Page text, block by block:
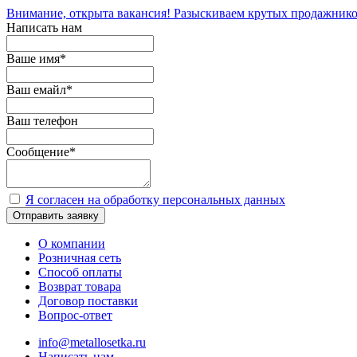
Внимание, открыта вакансия! Разыскиваем крутых
Написать нам
Ваше имя*
Ваш емайл*
Ваш телефон
Сообщение*
Я согласен на обработку персональных данных
Отправить заявку
О компании
Розничная сеть
Способ оплаты
Возврат товара
Договор поставки
Вопрос-ответ
info@metallosetka.ru